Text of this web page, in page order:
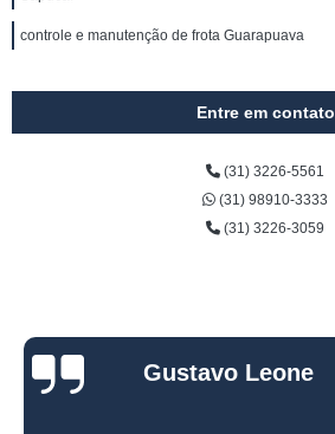
controle e manutenção de frota Guarapuava
Entre em contato
(31) 3226-5561
(31) 98910-3333
(31) 3226-3059
Gustavo Leone